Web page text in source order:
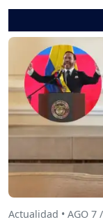
Actualidad • AGO 7